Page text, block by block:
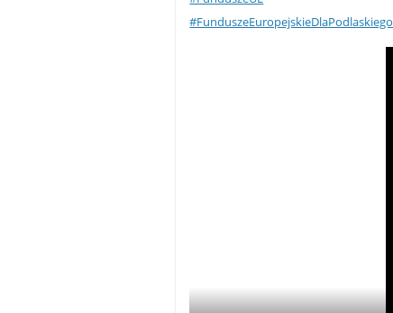
#FunduszeEuropejskieDlaPodlaskiego